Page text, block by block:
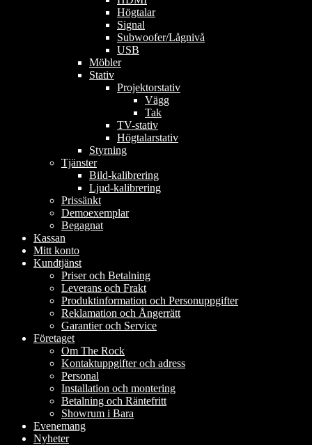
Högtalar
Signal
Subwoofer/Lågnivå
USB
Möbler
Stativ
Projektorstativ
Vägg
Tak
TV-stativ
Högtalarstativ
Styrning
Tjänster
Bild-kalibrering
Ljud-kalibrering
Prissänkt
Demoexemplar
Begagnat
Kassan
Mitt konto
Kundtjänst
Priser och Betalning
Leverans och Frakt
Produktinformation och Personuppgifter
Reklamation och Ångerrätt
Garantier och Service
Företaget
Om The Rock
Kontaktuppgifter och adress
Personal
Installation och montering
Betalning och Räntefritt
Showrum i Bara
Evenemang
Nyheter